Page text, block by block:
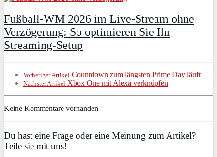
Fußball-WM 2026 im Live-Stream ohne
Verzögerung: So optimieren Sie Ihr
Streaming-Setup
Vorheriger Artikel Countdown zum längsten Prime Day läuft
Nächster Artikel Xbox One mit Alexa verknüpfen
Keine Kommentare vorhanden
Du hast eine Frage oder eine Meinung zum Artikel?
Teile sie mit uns!